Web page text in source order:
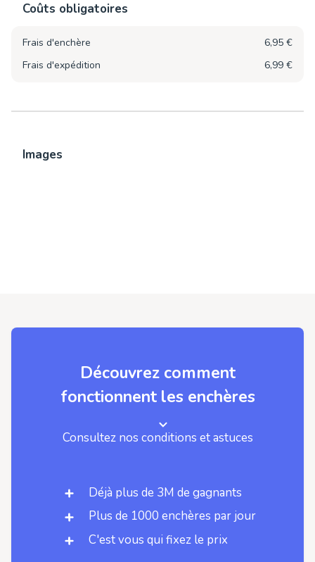
Coûts obligatoires
Frais d'enchère
6,95 €
Frais d'expédition
6,99 €
Images
Découvrez comment
fonctionnent les enchères
Consultez nos conditions et astuces
Déjà plus de 3M de gagnants
Plus de 1000 enchères par jour
C'est vous qui fixez le prix